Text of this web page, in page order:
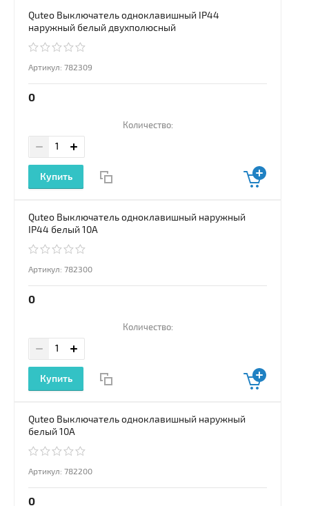
Quteo Выключатель одноклавишный IP44
наружный белый двухполюсный
Артикул: 782309
0
Количество:
Купить
Quteo Выключатель одноклавишный наружный
IP44 белый 10А
Артикул: 782300
0
Количество:
Купить
Quteo Выключатель одноклавишный наружный
белый 10А
Артикул: 782200
0